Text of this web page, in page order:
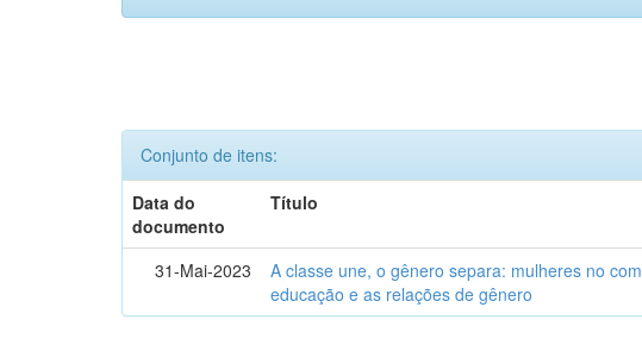
Conjunto de itens:
Data do
documento
Título
31-Mai-2023
A classe une, o gênero separa: mulheres no
educação e as relações de gênero